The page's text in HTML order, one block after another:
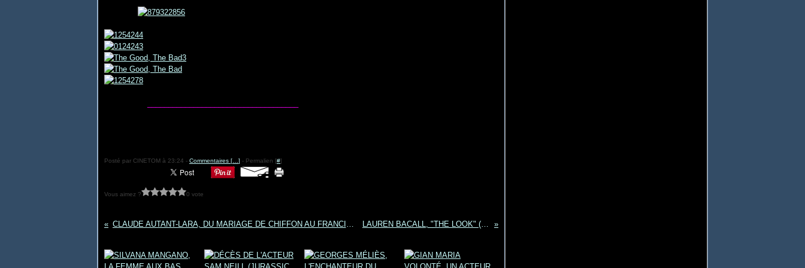
Posté par CINETOM à 23:24 - Commentaires [ ] - Permalien [#]
Vous aimez ? 0 vote
CLAUDE AUTANT-LARA, DU MARIAGE DE CHIFFON AU FRANCISCAIN DE BOURGES LAUREN BACALL, "THE LOOK" (LE REGARD)